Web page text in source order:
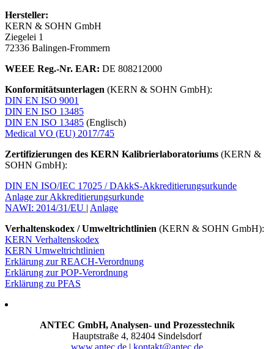
Hersteller:
KERN & SOHN GmbH
Ziegelei 1
72336 Balingen-Frommern
WEEE Reg.-Nr. EAR: DE 808212000
Konformitätsunterlagen (KERN & SOHN GmbH):
DIN EN ISO 9001
DIN EN ISO 13485
DIN EN ISO 13485 (Englisch)
Medical VO (EU) 2017/745
Zertifizierungen des KERN Kalibrierlaboratoriums (KERN &
SOHN GmbH):
DIN EN ISO/IEC 17025 / DAkkS-Akkreditierungsurkunde
Anlage zur Akkreditierungsurkunde
NAWI: 2014/31/EU | Anlage
Verhaltenskodex / Umweltrichtlinien (KERN & SOHN GmbH):
KERN Verhaltenskodex
KERN Umweltrichtlinien
Erklärung zur REACH-Verordnung
Erklärung zur POP-Verordnung
Erklärung zu PFAS
ANTEC GmbH, Analysen- und Prozesstechnik
Hauptstraße 4, 82404 Sindelsdorf
www.antec.de | kontakt@antec.de